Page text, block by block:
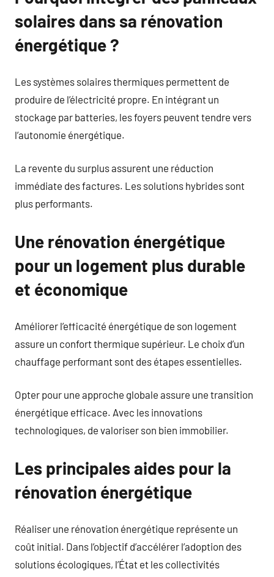
solaires dans sa rénovation
énergétique ?
Les systèmes solaires thermiques permettent de
produire de l’électricité propre. En intégrant un
stockage par batteries, les foyers peuvent tendre vers
l’autonomie énergétique.
La revente du surplus assurent une réduction
immédiate des factures. Les solutions hybrides sont
plus performants.
Une rénovation énergétique
pour un logement plus durable
et économique
Améliorer l’efficacité énergétique de son logement
assure un confort thermique supérieur. Le choix d’un
chauffage performant sont des étapes essentielles.
Opter pour une approche globale assure une transition
énergétique efficace. Avec les innovations
technologiques, de valoriser son bien immobilier.
Les principales aides pour la
rénovation énergétique
Réaliser une rénovation énergétique représente un
coût initial. Dans l’objectif d’accélérer l’adoption des
solutions écologiques, l’État et les collectivités